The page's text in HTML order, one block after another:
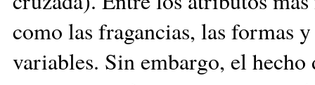
como las fragancias, las formas
variables. Sin embargo, el